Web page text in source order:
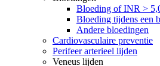
Bloeding of INR >
Bloeding tijdens een
Andere bloedingen
Cardiovasculaire preventie
Perifeer arterieel lijden
Veneus lijden